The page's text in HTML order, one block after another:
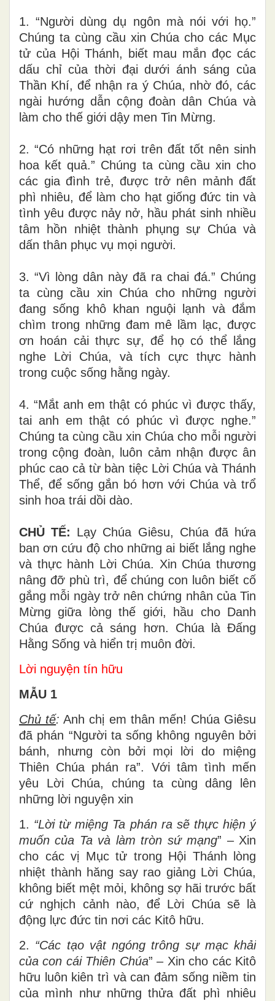
1. “Người dùng dụ ngôn mà nói với họ.”
Chúng ta cùng cầu xin Chúa cho các Mục
tử của Hội Thánh, biết mau mắn đọc các
dấu chỉ của thời đại dưới ánh sáng của
Thần Khí, để nhận ra ý Chúa, nhờ đó, các
ngài hướng dẫn cộng đoàn dân Chúa và
làm cho thế giới dậy men Tin Mừng.
2. “Có những hạt rơi trên đất tốt nên sinh
hoa kết quả.” Chúng ta cùng cầu xin cho
các gia đình trẻ, được trở nên mảnh đất
phì nhiêu, để làm cho hạt giống đức tin và
tình yêu được nảy nở, hầu phát sinh nhiều
tâm hồn nhiệt thành phụng sự Chúa và
dấn thân phục vụ mọi người.
3. “Vì lòng dân này đã ra chai đá.” Chúng
ta cùng cầu xin Chúa cho những người
đang sống khô khan nguội lạnh và đắm
chìm trong những đam mê lầm lạc, được
ơn hoán cải thực sự, để họ có thể lắng
nghe Lời Chúa, và tích cực thực hành
trong cuộc sống hằng ngày.
4. “Mắt anh em thật có phúc vì được thấy,
tai anh em thật có phúc vì được nghe.”
Chúng ta cùng cầu xin Chúa cho mỗi người
trong cộng đoàn, luôn cảm nhận được ân
phúc cao cả từ bàn tiệc Lời Chúa và Thánh
Thể, để sống gắn bó hơn với Chúa và trổ
sinh hoa trái dồi dào.
CHỦ TẾ: Lạy Chúa Giêsu, Chúa đã hứa
ban ơn cứu độ cho những ai biết lắng nghe
và thực hành Lời Chúa. Xin Chúa thương
nâng đỡ phù trì, để chúng con luôn biết cố
gắng mỗi ngày trở nên chứng nhân của Tin
Mừng giữa lòng thế giới, hầu cho Danh
Chúa được cả sáng hơn. Chúa là Đấng
Hằng Sống và hiển trị muôn đời.
Lời nguyện tín hữu
MẪU 1
Chủ tế: Anh chị em thân mến! Chúa Giêsu
đã phán “Người ta sống không nguyên bởi
bánh, nhưng còn bởi mọi lời do miệng
Thiên Chúa phán ra”. Với tâm tình mến
yêu Lời Chúa, chúng ta cùng dâng lên
những lời nguyện xin
1. “Lời từ miệng Ta phán ra sẽ thực hiện ý
muốn của Ta và làm tròn sứ mạng” – Xin
cho các vị Mục tử trong Hội Thánh lòng
nhiệt thành hăng say rao giảng Lời Chúa,
không biết mệt mỏi, không sợ hãi trước bất
cứ nghịch cảnh nào, để Lời Chúa sẽ là
động lực đức tin nơi các Kitô hữu.
2. “Các tạo vật ngóng trông sự mạc khải
của con cái Thiên Chúa” – Xin cho các Kitô
hữu luôn kiên trì và can đảm sống niềm tin
của mình như những thửa đất phì nhiêu